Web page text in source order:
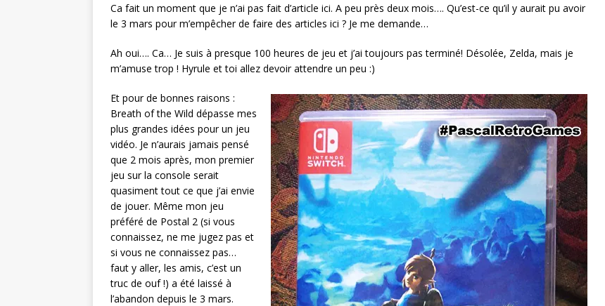
Ca fait un moment que je n’ai pas fait d’article ici. A peu près deux mois…. Qu’est-ce qu’il y aurait pu avoir
le 3 mars pour m’empêcher de faire des articles ici ? Je me demande…
Ah oui…. Ca… Je suis à presque 100 heures de jeu et j’ai toujours pas terminé! Désolée, Zelda, mais je
m’amuse trop ! Hyrule et toi allez devoir attendre un peu :)
Et pour de bonnes raisons :
Breath of the Wild dépasse mes
plus grandes idées pour un jeu
vidéo. Je n’aurais jamais pensé
que 2 mois après, mon premier
jeu sur la console serait
quasiment tout ce que j’ai envie
de jouer. Même mon jeu
préféré de Postal 2 (si vous
connaissez, ne me jugez pas et
si vous ne connaissez pas…
faut y aller, les amis, c’est un
truc de ouf !) a été laissé à
l’abandon depuis le 3 mars.